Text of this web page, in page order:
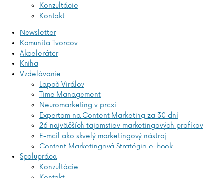
Konzultácie
Kontakt
Newsletter
Komunita Tvorcov
Akcelerátor
Kniha
Vzdelávanie
Lapač Virálov
Time Management
Neuromarketing v praxi
Expertom na Content Marketing za 30 dní
26 najväčších tajomstiev marketingových profíkov
E-mail ako skvelý marketingový nástroj
Content Marketingová Stratégia e-book
Spolupráca
Konzultácie